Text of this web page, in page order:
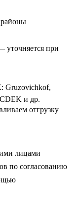
уточняется при
Gruzovichkof,
и др.
отгрузку
лицами
по согласованию